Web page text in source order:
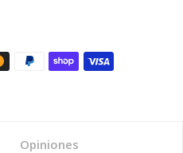
Opiniones